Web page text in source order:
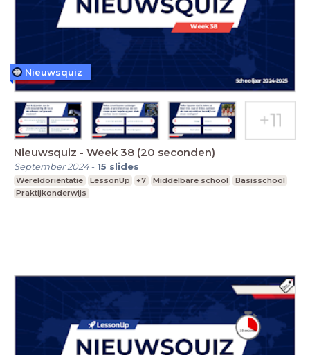
Nieuwsquiz - Week 38 (20 seconden)
September 2024- 15 slides
Wereldoriëntatie LessonUp +7 Middelbare school
Basisschool
Praktijkonderwijs
Nieuwsquiz